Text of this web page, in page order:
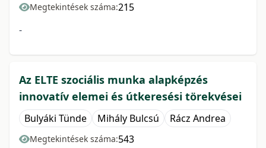
Megtekintések száma:215
-
Az ELTE szociális munka alapképzés
innovatív elemei és útkeresési törekvései
Bulyáki Tünde Mihály Bulcsú Rácz Andrea
Megtekintések száma:543